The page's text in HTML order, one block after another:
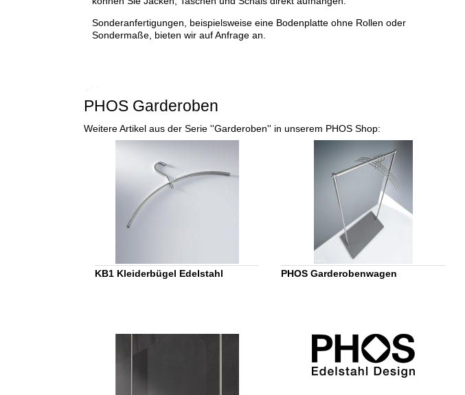
Sonderanfertigungen, beispielsweise eine Bodenplatte ohne Rollen oder
Sondermaße, bieten wir auf Anfrage an.
PHOS Garderoben
Weitere Artikel aus der Serie ''Garderoben'' in unserem PHOS Shop:
KB1 Kleiderbügel Edelstahl PHOS Garderobenwagen